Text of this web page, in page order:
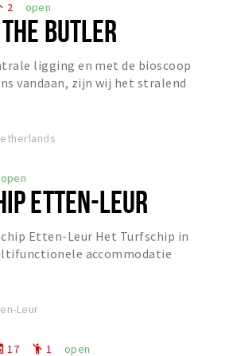
2 open
BUTLER
ligging en met de bioscoop
vandaan, zijn wij het stralend
open
ETTEN-LEUR
Etten-Leur Het Turfschip in
accommodatie
Leur
17 emoji_people 1 open